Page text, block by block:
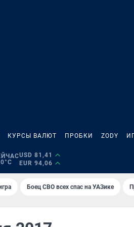
КУРСЫ ВАЛЮТ ПРОБКИ ZODY
USD 81,41
EUR 94,06
Боец СВО всех спас на УАЗике